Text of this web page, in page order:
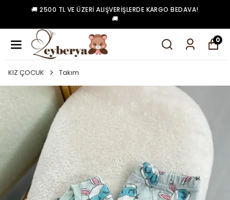
🚚 2500 TL VE ÜZERI ALIŞVERIŞLERDE KARGO BEDAVA!
🚚
0
KIZ ÇOCUK Takım